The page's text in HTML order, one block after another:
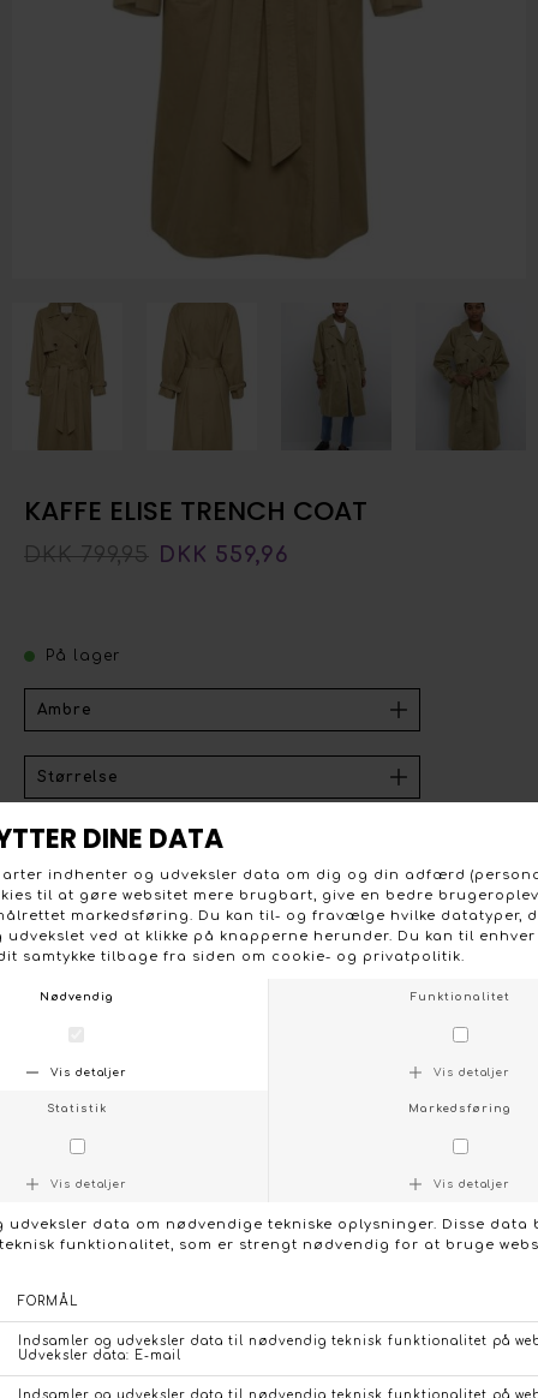
KAFFE ELISE TRENCH COAT
DKK 799,95 DKK 559,96
På lager
Kaffe Elise klassisk trenchcoat med dobbeltradet
knaplukning og bindebælte. Der er skrålommer foran og
gå slids bagpå. Trense ved håndleddet så ærmevidden
kan reguleres. Flot mørk ambre, khaki farve. Foret med
sort satin foer. 65 % polyester og 35 % bomuld. Vask ved
INSTAGRAM
Social
Facebook
Instagram
Om Boutique Dorthe
bredt udvalg, de nyeste
prisvenligt niveau uden at